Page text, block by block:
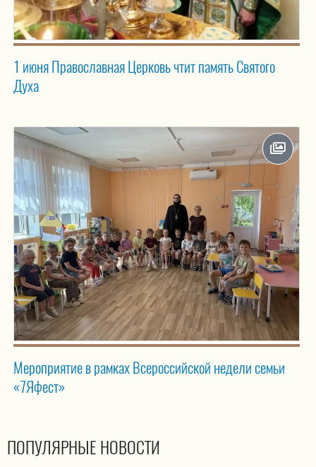
1 июня Православная Церковь чтит память Святого
Духа
Мероприятие в рамках Всероссийской недели семьи
«7Яфест»
ПОПУЛЯРНЫЕ НОВОСТИ